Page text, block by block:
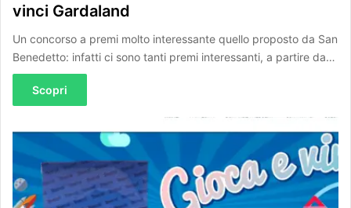
vinci Gardaland
Un concorso a premi molto interessante quello proposto da San
Benedetto: infatti ci sono tanti premi interessanti, a partire da…
Scopri